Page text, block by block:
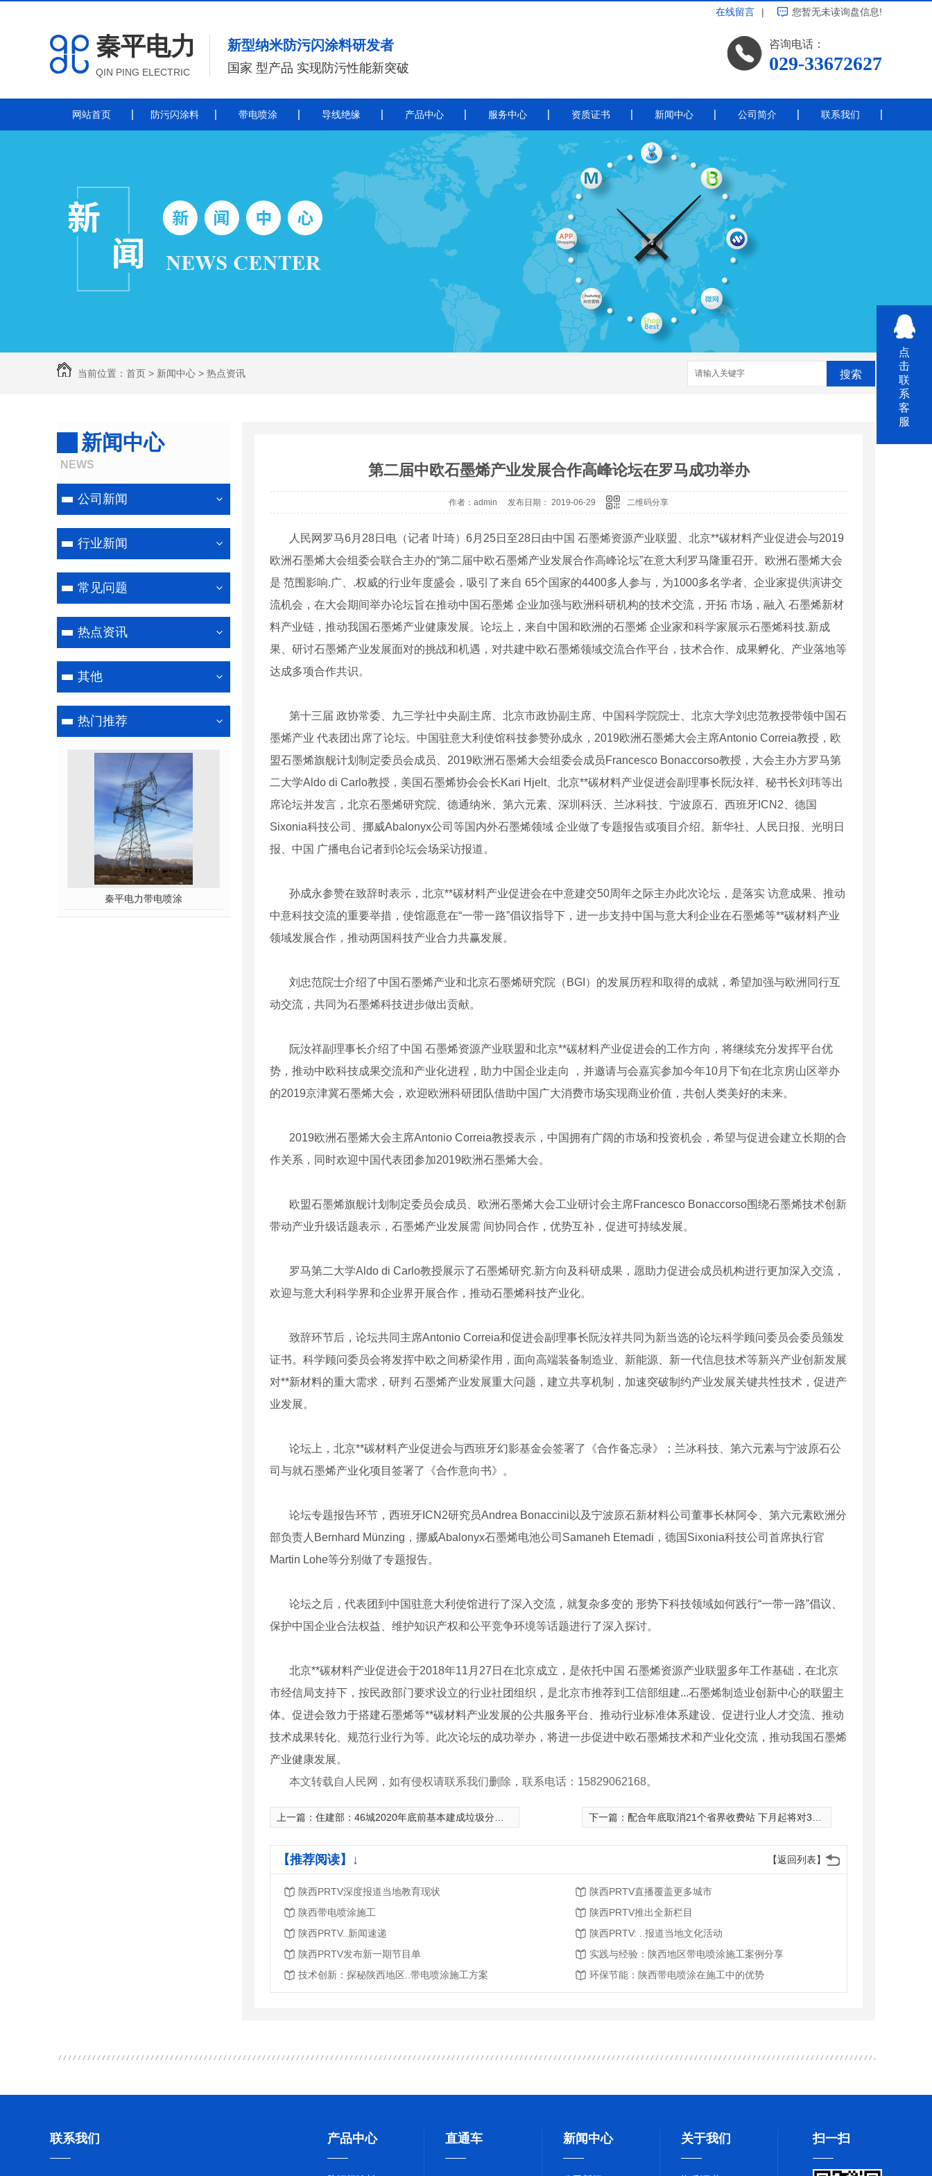
在线留言 | 您暂无未读询盘信息!
秦平电力
QIN PING ELECTRIC
新型纳米防污闪涂料研发者
国家 型产品 实现防污性能新突破
咨询电话：
029-33672627
网站首页 防污闪涂料 带电喷涂 导线绝缘 产品中心
带电喷涂
带电喷涂防污闪涂料
导线绝缘
秦平电力导线绝缘涂料施工
服务中心 资质证书 新闻中心
公司新闻
常见问题
热点资讯
其他
公司简介 联系我们
当前位置： 首页 > 新闻中心 > 热点资讯 搜索
新闻中心
NEWS
公司新闻
行业新闻
常见问题
热点资讯
其他
热门推荐
秦平电力带电喷涂
第二届中欧石墨烯产业发展合作高峰论坛在罗马成功举办
作者：admin 发布日期： 2019-06-29 二维码分享
人民网罗马6月28日电（记者 叶琦）6月25日至28日由中国 石墨烯资源产业联盟、北京**碳材料产业促进会与2019
欧洲石墨烯大会组委会联合主办的“第二届中欧石墨烯产业发展合作高峰论坛”在意大利罗马隆重召开。欧洲石墨烯大会
是 范围影响.广、.权威的行业年度盛会，吸引了来自 65个国家的4400多人参与，为1000多名学者、企业家提供演讲交
流机会，在大会期间举办论坛旨在推动中国石墨烯 企业加强与欧洲科研机构的技术交流，开拓 市场，融入 石墨烯新材
料产业链，推动我国石墨烯产业健康发展。论坛上，来自中国和欧洲的石墨烯 企业家和科学家展示石墨烯科技.新成
果、研讨石墨烯产业发展面对的挑战和机遇，对共建中欧石墨烯领域交流合作平台，技术合作、成果孵化、产业落地等
达成多项合作共识。
第十三届 政协常委、九三学社中央副主席、北京市政协副主席、中国科学院院士、北京大学刘忠范教授带领中国石
墨烯产业 代表团出席了论坛。中国驻意大利使馆科技参赞孙成永，2019欧洲石墨烯大会主席Antonio Correia教授，欧
盟石墨烯旗舰计划制定委员会成员、2019欧洲石墨烯大会组委会成员Francesco Bonaccorso教授，大会主办方罗马第
二大学Aldo di Carlo教授，美国石墨烯协会会长Kari Hjelt、北京**碳材料产业促进会副理事长阮汝祥、秘书长刘玮等出
席论坛并发言，北京石墨烯研究院、德通纳米、第六元素、深圳科沃、兰冰科技、宁波原石、西班牙ICN2、德国
Sixonia科技公司、挪威Abalonyx公司等国内外石墨烯领域 企业做了专题报告或项目介绍。新华社、人民日报、光明日
报、中国 广播电台记者到论坛会场采访报道。
孙成永参赞在致辞时表示，北京**碳材料产业促进会在中意建交50周年之际主办此次论坛，是落实 访意成果、推动
中意科技交流的重要举措，使馆愿意在“一带一路”倡议指导下，进一步支持中国与意大利企业在石墨烯等**碳材料产业
领域发展合作，推动两国科技产业合力共赢发展。
刘忠范院士介绍了中国石墨烯产业和北京石墨烯研究院（BGI）的发展历程和取得的成就，希望加强与欧洲同行互
动交流，共同为石墨烯科技进步做出贡献。
阮汝祥副理事长介绍了中国 石墨烯资源产业联盟和北京**碳材料产业促进会的工作方向，将继续充分发挥平台优
势，推动中欧科技成果交流和产业化进程，助力中国企业走向 ，并邀请与会嘉宾参加今年10月下旬在北京房山区举办
的2019京津冀石墨烯大会，欢迎欧洲科研团队借助中国广大消费市场实现商业价值，共创人类美好的未来。
2019欧洲石墨烯大会主席Antonio Correia教授表示，中国拥有广阔的市场和投资机会，希望与促进会建立长期的合
作关系，同时欢迎中国代表团参加2019欧洲石墨烯大会。
欧盟石墨烯旗舰计划制定委员会成员、欧洲石墨烯大会工业研讨会主席Francesco Bonaccorso围绕石墨烯技术创新
带动产业升级话题表示，石墨烯产业发展需 间协同合作，优势互补，促进可持续发展。
罗马第二大学Aldo di Carlo教授展示了石墨烯研究.新方向及科研成果，愿助力促进会成员机构进行更加深入交流，
欢迎与意大利科学界和企业界开展合作，推动石墨烯科技产业化。
致辞环节后，论坛共同主席Antonio Correia和促进会副理事长阮汝祥共同为新当选的论坛科学顾问委员会委员颁发
证书。科学顾问委员会将发挥中欧之间桥梁作用，面向高端装备制造业、新能源、新一代信息技术等新兴产业创新发展
对**新材料的重大需求，研判 石墨烯产业发展重大问题，建立共享机制，加速突破制约产业发展关键共性技术，促进产
业发展。
论坛上，北京**碳材料产业促进会与西班牙幻影基金会签署了《合作备忘录》；兰冰科技、第六元素与宁波原石公
司与就石墨烯产业化项目签署了《合作意向书》。
论坛专题报告环节，西班牙ICN2研究员Andrea Bonaccini以及宁波原石新材料公司董事长林阿令、第六元素欧洲分
部负责人Bernhard Münzing，挪威Abalonyx石墨烯电池公司Samaneh Etemadi，德国Sixonia科技公司首席执行官
Martin Lohe等分别做了专题报告。
论坛之后，代表团到中国驻意大利使馆进行了深入交流，就复杂多变的 形势下科技领域如何践行“一带一路”倡议、
保护中国企业合法权益、维护知识产权和公平竞争环境等话题进行了深入探讨。
北京**碳材料产业促进会于2018年11月27日在北京成立，是依托中国 石墨烯资源产业联盟多年工作基础，在北京
市经信局支持下，按民政部门要求设立的行业社团组织，是北京市推荐到工信部组建...石墨烯制造业创新中心的联盟主
体。促进会致力于搭建石墨烯等**碳材料产业发展的公共服务平台、推动行业标准体系建设、促进行业人才交流、推动
技术成果转化、规范行业行为等。此次论坛的成功举办，将进一步促进中欧石墨烯技术和产业化交流，推动我国石墨烯
产业健康发展。
本文转载自人民网，如有侵权请联系我们删除，联系电话：15829062168。
上一篇： 住建部：46城2020年底前基本建成垃圾分类处理系统 下一篇： 配合年底取消21个省界收费站 下月起将对361个收费站改造施工
【返回列表】
【推荐阅读】↓
陕西PRTV深度报道当地教育现状
陕西PRTV直播覆盖更多城市
陕西带电喷涂施工
陕西PRTV推出全新栏目
陕西PRTV..新闻速递
陕西PRTV: ..报道当地文化活动
陕西PRTV发布新一期节目单
实践与经验：陕西地区带电喷涂施工案例分享
技术创新：探秘陕西地区..带电喷涂施工方案
环保节能：陕西带电喷涂在施工中的优势
联系我们 产品中心 直通车 新闻中心 关于我们 扫一扫
点
击
联
系
客
服